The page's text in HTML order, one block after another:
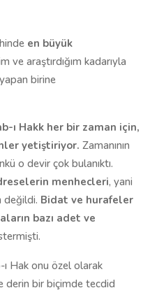
en büyük
ve araştırdığım kadarıyla
birine
ı Hakk her bir zaman için,
yetiştiriyor. Zamanının
o devir çok bulanıktı.
menhecleri, yani
değildi. Bidat ve hurafeler
bazı adet ve
Hak onu özel olarak
derin bir biçimde tecdid